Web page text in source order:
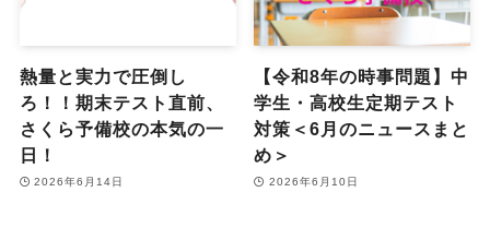
熱量と実力で圧倒し
ろ！！期末テスト直前、
さくら予備校の本気の一
日！
2026年6月14日
【令和8年の時事問題】中
学生・高校生定期テスト
対策＜6月のニュースまと
め＞
2026年6月10日